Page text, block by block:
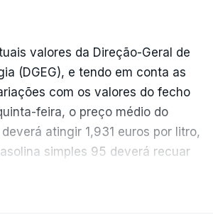
valores da Direção-Geral de
(DGEG), e tendo em conta as
com os valores do fecho
feira, o preço médio do
atingir 1,931 euros por litro,
simples 95 deverá recuar